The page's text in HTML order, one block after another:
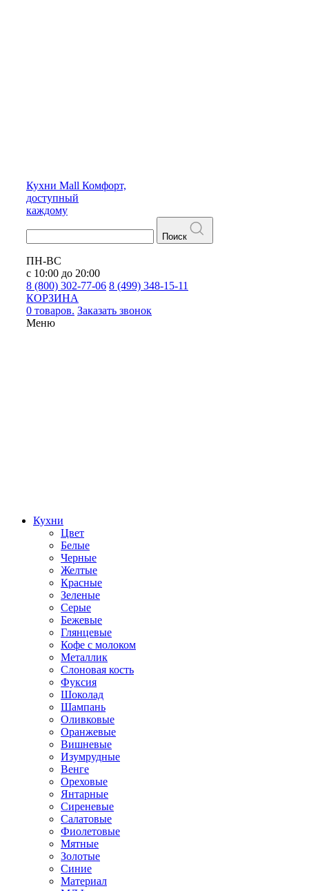
Кухни Mall Комфорт,
доступный
каждому
Поиск
ПН-ВС
с 10:00 до 20:00
8 (800) 302-77-06 8 (499) 348-15-11
КОРЗИНА
0 товаров. Заказать звонок
Меню
Кухни
Цвет
Белые
Черные
Желтые
Красные
Зеленые
Серые
Бежевые
Глянцевые
Кофе с молоком
Металлик
Слоновая кость
Фуксия
Шоколад
Шампань
Оливковые
Оранжевые
Вишневые
Изумрудные
Венге
Ореховые
Янтарные
Сиреневые
Салатовые
Фиолетовые
Мятные
Золотые
Синие
Материал